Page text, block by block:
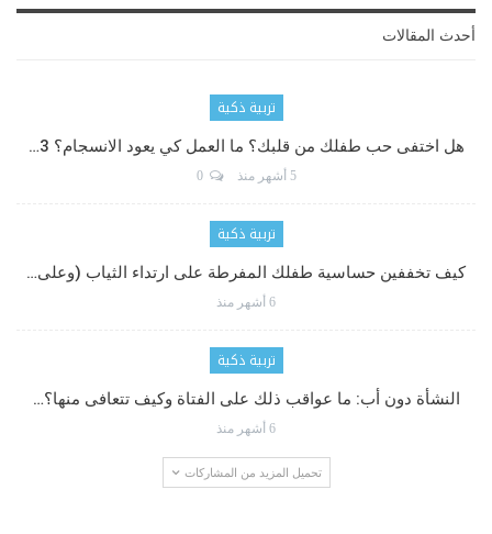
أحدث المقالات
تربية ذكية
هل اختفى حب طفلك من قلبك؟ ما العمل كي يعود الانسجام؟ 3…
5 أشهر منذ 0
تربية ذكية
كيف تخففين حساسية طفلك المفرطة على ارتداء الثياب (وعلى…
6 أشهر منذ
تربية ذكية
النشأة دون أب: ما عواقب ذلك على الفتاة وكيف تتعافى منها؟…
6 أشهر منذ
تحميل المزيد من المشاركات